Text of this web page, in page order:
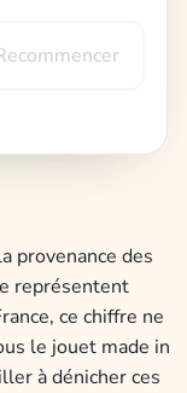
provenance des
représentent
ce chiffre ne
le jouet made in
à dénicher ces